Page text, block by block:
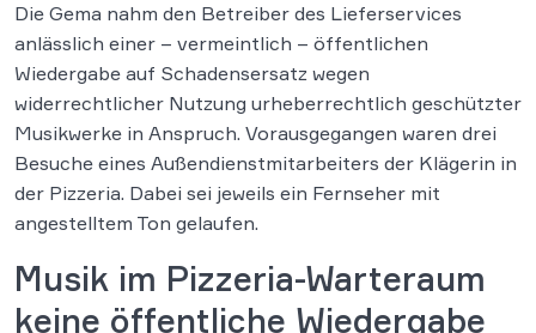
Die Gema nahm den Betreiber des Lieferservices
anlässlich einer – vermeintlich – öffentlichen
Wiedergabe auf Schadensersatz wegen
widerrechtlicher Nutzung urheberrechtlich geschützter
Musikwerke in Anspruch. Vorausgegangen waren drei
Besuche eines Außendienstmitarbeiters der Klägerin in
der Pizzeria. Dabei sei jeweils ein Fernseher mit
angestelltem Ton gelaufen.
Musik im Pizzeria-Warteraum
keine öffentliche Wiedergabe